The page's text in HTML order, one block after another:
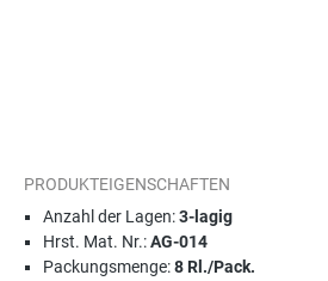
PRODUKTEIGENSCHAFTEN
Anzahl der Lagen:3-lagig
Hrst. Mat. Nr.:AG-014
Packungsmenge:8 Rl./Pack.